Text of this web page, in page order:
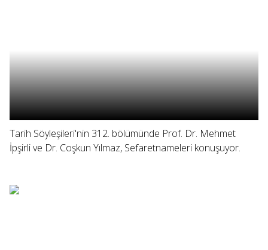
Tarih Söyleşileri'nin 312. bölümünde Prof. Dr. Mehmet
İpşirli ve Dr. Coşkun Yılmaz, Sefaretnameleri konuşuyor.